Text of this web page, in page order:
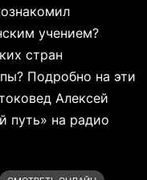
учением?
стран
Подробно на эти
Алексей
путь» на радио